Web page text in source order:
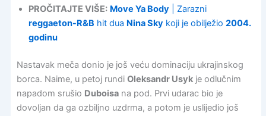
PROČITAJTE VIŠE: Move Ya Body| Zarazni
reggaeton-R&B hit dua Nina Skykoji je obilježio 2004.
godinu
Nastavak meča donio je još veću dominaciju ukrajinskog
borca. Naime, u petoj rundi Oleksandr Usykje odlučnim
napadom srušio Duboisana pod. Prvi udarac bio je
dovoljan da ga ozbiljno uzdrma, a potom je uslijedio još